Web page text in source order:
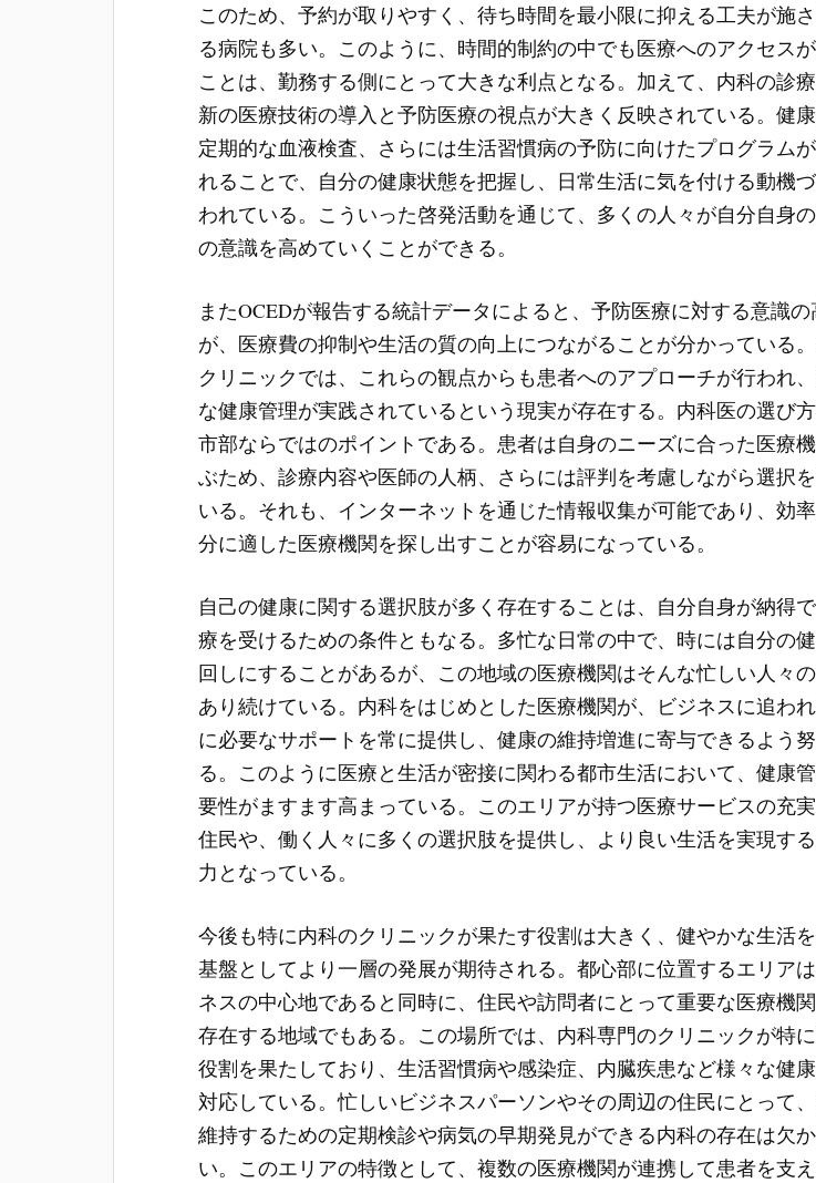
このため、予約が取りやすく、待ち時間を最小限に抑える工夫が施
る病院も多い。このように、時間的制約の中でも医療へのアクセス
ことは、勤務する側にとって大きな利点となる。加えて、内科の診
新の医療技術の導入と予防医療の視点が大きく反映されている。健
定期的な血液検査、さらには生活習慣病の予防に向けたプログラム
れることで、自分の健康状態を把握し、日常生活に気を付ける動機
われている。こういった啓発活動を通じて、多くの人々が自分自身
の意識を高めていくことができる。
またOCEDが報告する統計データによると、予防医療に対する意識の
が、医療費の抑制や生活の質の向上につながることが分かっている
クリニックでは、これらの観点からも患者へのアプローチが行われ
な健康管理が実践されているという現実が存在する。内科医の選び
市部ならではのポイントである。患者は自身のニーズに合った医療
ぶため、診療内容や医師の人柄、さらには評判を考慮しながら選択
いる。それも、インターネットを通じた情報収集が可能であり、効
分に適した医療機関を探し出すことが容易になっている。
自己の健康に関する選択肢が多く存在することは、自分自身が納得
療を受けるための条件ともなる。多忙な日常の中で、時には自分の
回しにすることがあるが、この地域の医療機関はそんな忙しい人々
あり続けている。内科をはじめとした医療機関が、ビジネスに追わ
に必要なサポートを常に提供し、健康の維持増進に寄与できるよう
る。このように医療と生活が密接に関わる都市生活において、健康
要性がますます高まっている。このエリアが持つ医療サービスの充実
住民や、働く人々に多くの選択肢を提供し、より良い生活を実現す
力となっている。
今後も特に内科のクリニックが果たす役割は大きく、健やかな生活
基盤としてより一層の発展が期待される。都心部に位置するエリア
ネスの中心地であると同時に、住民や訪問者にとって重要な医療機
存在する地域でもある。この場所では、内科専門のクリニックが特
役割を果たしており、生活習慣病や感染症、内臓疾患など様々な健
対応している。忙しいビジネスパーソンやその周辺の住民にとって
維持するための定期検診や病気の早期発見ができる内科の存在は欠
い。このエリアの特徴として、複数の医療機関が連携して患者を支